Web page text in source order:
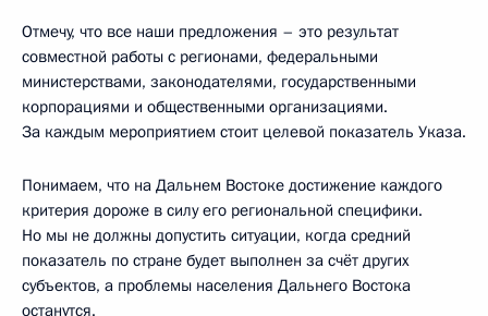
Отмечу, что все наши предложения – это результат
совместной работы с регионами, федеральными
министерствами, законодателями, государственными
корпорациями и общественными организациями.
За каждым мероприятием стоит целевой показатель Указа.
Понимаем, что на Дальнем Востоке достижение каждого
критерия дороже в силу его региональной специфики.
Но мы не должны допустить ситуации, когда средний
показатель по стране будет выполнен за счёт других
субъектов, а проблемы населения Дальнего Востока
останутся.